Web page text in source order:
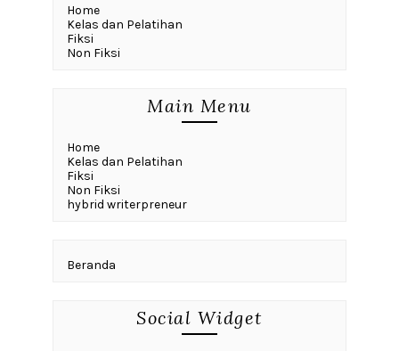
Home
Kelas dan Pelatihan
Fiksi
Non Fiksi
Main Menu
Home
Kelas dan Pelatihan
Fiksi
Non Fiksi
hybrid writerpreneur
Beranda
Social Widget